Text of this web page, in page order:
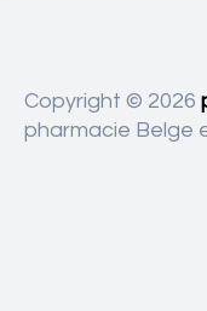
Copyright © 2026
pharmacie Belge